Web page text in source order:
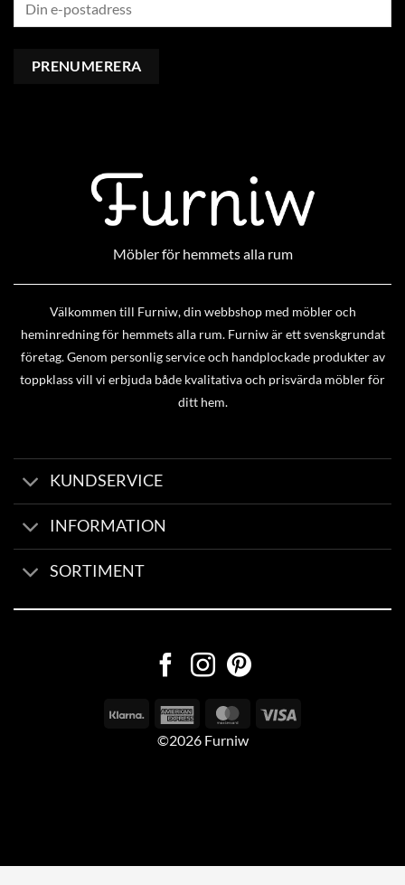
Möbler för hemmets alla rum
Välkommen till Furniw, din webbshop med möbler och
heminredning för hemmets alla rum. Furniw är ett svenskgrundat
företag. Genom personlig service och handplockade produkter av
toppklass vill vi erbjuda både kvalitativa och prisvärda möbler för
ditt hem.
KUNDSERVICE
INFORMATION
SORTIMENT
©2026 Furniw